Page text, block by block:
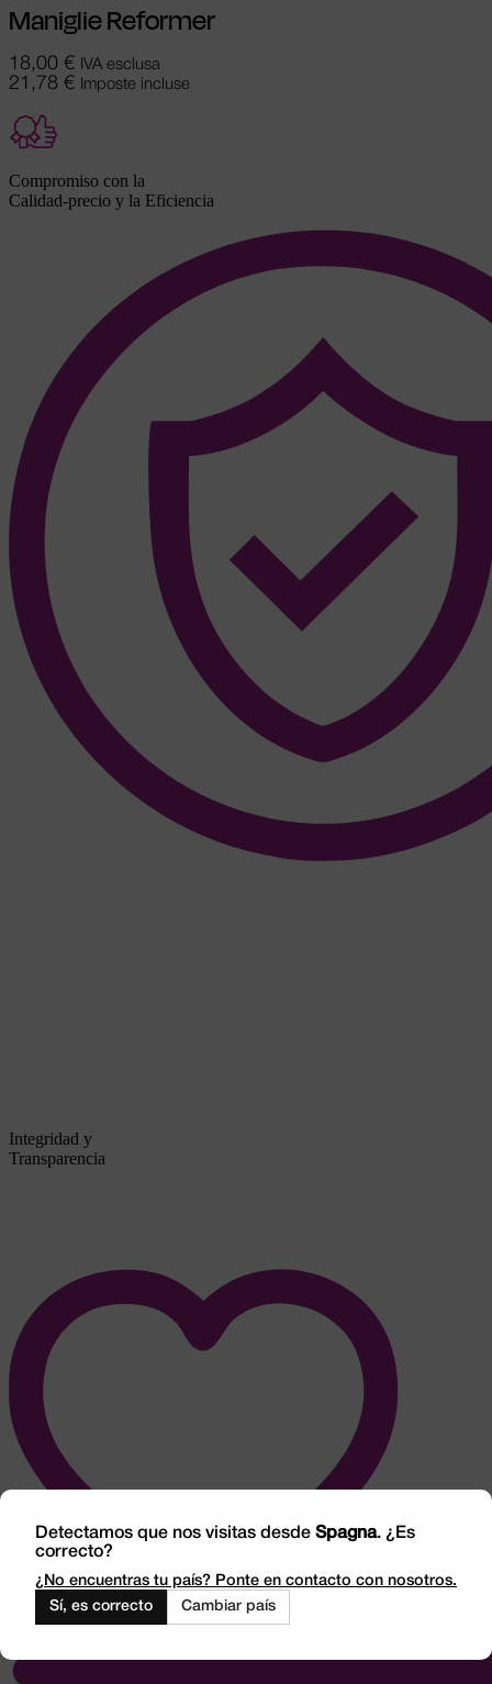
Maniglie Reformer
18,00 € IVA esclusa
21,78 € Imposte incluse
Compromiso con la
Calidad-precio y la Eficiencia
Integridad y
Transparencia
Detectamos que nos visitas desde Spagna. ¿Es
correcto?
¿No encuentras tu país? Ponte en contacto con nosotros.
Sí, es correcto
Cambiar país